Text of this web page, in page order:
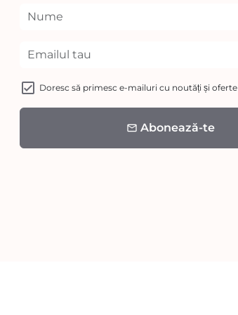
Doresc să primesc e-mailuri cu noutăți și oferte
email Abonează-te